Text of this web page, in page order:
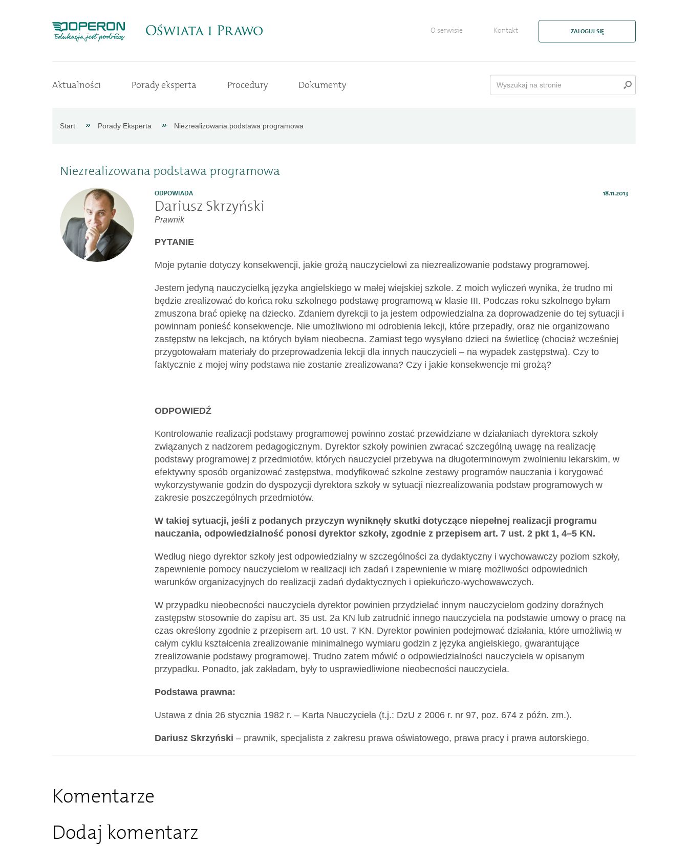
Aktualności
Dokumenty
O serwisie Kontakt ZALOGUJ SIĘ
Aktualności Porady eksperta Procedury Dokumenty
Start Porady Eksperta Niezrealizowana podstawa programowa
Niezrealizowana podstawa programowa
ODPOWIADA 18.11.2013
Dariusz Skrzyński
Prawnik
PYTANIE
Moje pytanie dotyczy konsekwencji, jakie grożą nauczycielowi za niezrealizowanie podstawy programowej.
Jestem jedyną nauczycielką języka angielskiego w małej wiejskiej szkole. Z moich wyliczeń wynika, że trudno mi
będzie zrealizować do końca roku szkolnego podstawę programową w klasie III. Podczas roku szkolnego byłam
zmuszona brać opiekę na dziecko. Zdaniem dyrekcji to ja jestem odpowiedzialna za doprowadzenie do tej sytuacji i
powinnam ponieść konsekwencje. Nie umożliwiono mi odrobienia lekcji, które przepadły, oraz nie organizowano
zastępstw na lekcjach, na których byłam nieobecna. Zamiast tego wysyłano dzieci na świetlicę (chociaż wcześniej
przygotowałam materiały do przeprowadzenia lekcji dla innych nauczycieli – na wypadek zastępstwa). Czy to
faktycznie z mojej winy podstawa nie zostanie zrealizowana? Czy i jakie konsekwencje mi grożą?
ODPOWIEDŹ
Kontrolowanie realizacji podstawy programowej powinno zostać przewidziane w działaniach dyrektora szkoły
związanych z nadzorem pedagogicznym. Dyrektor szkoły powinien zwracać szczególną uwagę na realizację
podstawy programowej z przedmiotów, których nauczyciel przebywa na długoterminowym zwolnieniu lekarskim, w
efektywny sposób organizować zastępstwa, modyfikować szkolne zestawy programów nauczania i korygować
wykorzystywanie godzin do dyspozycji dyrektora szkoły w sytuacji niezrealizowania podstaw programowych w
zakresie poszczególnych przedmiotów.
W takiej sytuacji, jeśli z podanych przyczyn wyniknęły skutki dotyczące niepełnej realizacji programu
nauczania, odpowiedzialność ponosi dyrektor szkoły, zgodnie z przepisem art. 7 ust. 2 pkt 1, 4–5 KN.
Według niego dyrektor szkoły jest odpowiedzialny w szczególności za dydaktyczny i wychowawczy poziom szkoły,
zapewnienie pomocy nauczycielom w realizacji ich zadań i zapewnienie w miarę możliwości odpowiednich
warunków organizacyjnych do realizacji zadań dydaktycznych i opiekuńczo-wychowawczych.
W przypadku nieobecności nauczyciela dyrektor powinien przydzielać innym nauczycielom godziny doraźnych
zastępstw stosownie do zapisu art. 35 ust. 2a KN lub zatrudnić innego nauczyciela na podstawie umowy o pracę na
czas określony zgodnie z przepisem art. 10 ust. 7 KN. Dyrektor powinien podejmować działania, które umożliwią w
całym cyklu kształcenia zrealizowanie minimalnego wymiaru godzin z języka angielskiego, gwarantujące
zrealizowanie podstawy programowej. Trudno zatem mówić o odpowiedzialności nauczyciela w opisanym
przypadku. Ponadto, jak zakładam, były to usprawiedliwione nieobecności nauczyciela.
Podstawa prawna:
Ustawa z dnia 26 stycznia 1982 r. – Karta Nauczyciela (t.j.: DzU z 2006 r. nr 97, poz. 674 z późn. zm.).
Dariusz Skrzyński – prawnik, specjalista z zakresu prawa oświatowego, prawa pracy i prawa autorskiego.
Komentarze
Dodaj komentarz